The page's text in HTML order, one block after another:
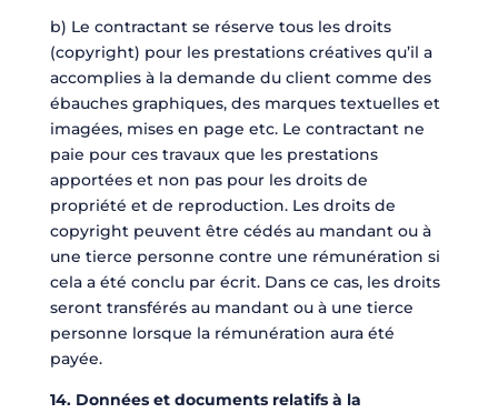
b) Le contractant se réserve tous les droits
(copyright) pour les prestations créatives qu’il a
accomplies à la demande du client comme des
ébauches graphiques, des marques textuelles et
imagées, mises en page etc. Le contractant ne
paie pour ces travaux que les prestations
apportées et non pas pour les droits de
propriété et de reproduction. Les droits de
copyright peuvent être cédés au mandant ou à
une tierce personne contre une rémunération si
cela a été conclu par écrit. Dans ce cas, les droits
seront transférés au mandant ou à une tierce
personne lorsque la rémunération aura été
payée.
14. Données et documents relatifs à la